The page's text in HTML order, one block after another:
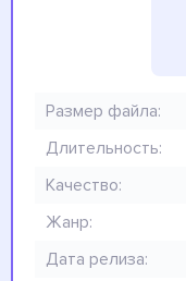
Размер файла:
Длительность:
Качество:
Жанр:
Дата релиза: